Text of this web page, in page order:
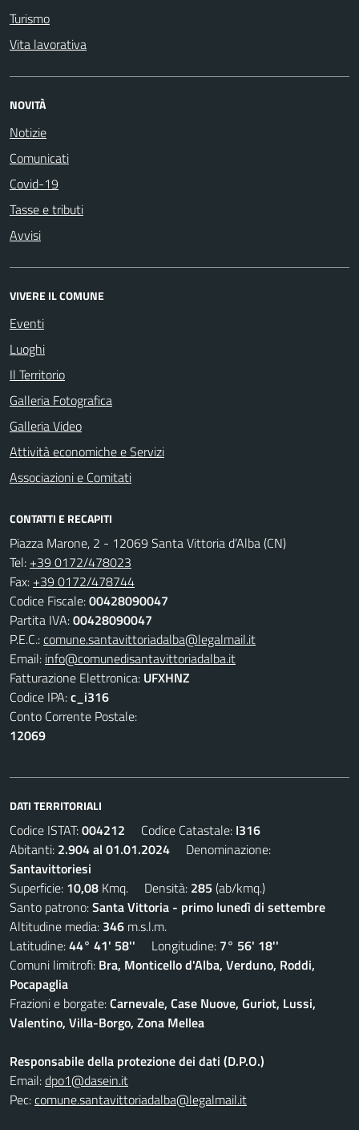
Turismo
Vita lavorativa
NOVITÀ
Notizie
Comunicati
Covid-19
Tasse e tributi
Avvisi
VIVERE IL COMUNE
Eventi
Luoghi
Il Territorio
Galleria Fotografica
Galleria Video
Attività economiche e Servizi
Associazioni e Comitati
CONTATTI E RECAPITI
Piazza Marone, 2 - 12069 Santa Vittoria d’Alba (CN)
Tel: +39 0172/478023
Fax: +39 0172/478744
Codice Fiscale:00428090047
Partita IVA:00428090047
P.E.C.:comune.santavittoriadalba@legalmail.it
Email: info@comunedisantavittoriadalba.it
Fatturazione Elettronica: UFXHNZ
Codice IPA:c_i316
Conto Corrente Postale:
12069
DATI TERRITORIALI
Codice ISTAT:004212 Codice Catastale: I316
Abitanti: 2.904 al 01.01.2024 Denominazione:
Santavittoriesi
Superficie: 10,08 Kmq. Densità: 285 (ab/kmq.)
Santo patrono:Santa Vittoria - primo lunedì di settembre
Altitudine media: 346 m.s.l.m.
Latitudine:44° 41' 58'' Longitudine: 7° 56' 18''
Comuni limitrofi: Bra, Monticello d'Alba, Verduno, Roddi,
Pocapaglia
Frazioni e borgate:Carnevale, Case Nuove, Guriot, Lussi,
Valentino, Villa-Borgo, Zona Mellea
Responsabile della protezione dei dati (D.P.O.)
Email:dpo1@dasein.it
Pec:comune.santavittoriadalba@legalmail.it